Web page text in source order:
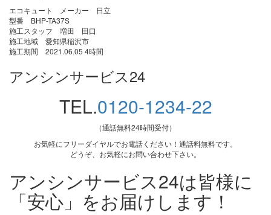
エコキュート メーカー 日立
型番 BHP-TA37S
施工スタッフ 増田 田口
施工地域 愛知県稲沢市
施工期間 2021.06.05 4時間
アンシンサービス24
TEL.0120-1234-22
（通話無料24時間受付）
お気軽にフリーダイヤルでお電話ください！通話料無料です。
どうぞ、お気軽にお問い合わせ下さい。
アンシンサービス24は皆様に
「安心」をお届けします！